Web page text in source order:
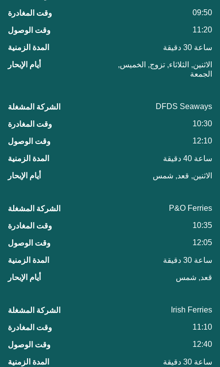
09:50
11:20
ساعة 30 دقيقة
الاثنين, الثلاثاء, تزوج, الخميس,
الجمعة
DFDS Seaways
10:30
12:10
ساعة 40 دقيقة
الاثنين, قعد, شمس
P&O Ferries
10:35
12:05
ساعة 30 دقيقة
قعد, شمس
Irish Ferries
11:10
12:40
ساعة 30 دقيقة